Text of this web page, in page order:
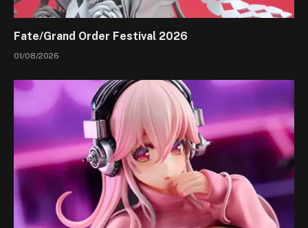
Fate/Grand Order Festival 2026
01/08/2026